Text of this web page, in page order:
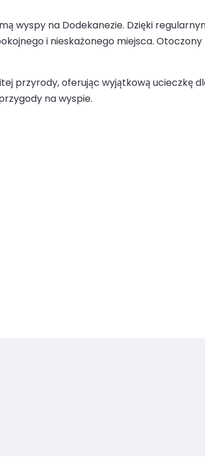
wyspy na Dodekanezie. Dzięki
i nieskażonego miejsca.
przyrody, oferując wyjątkową ucieczkę
na wyspie.